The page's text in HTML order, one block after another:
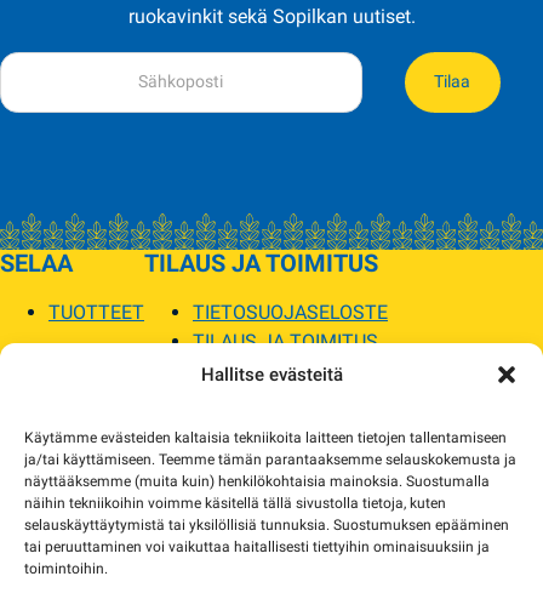
Hallitse evästeitä
Käytämme evästeiden kaltaisia tekniikoita laitteen tietojen tallentamiseen
ja/tai käyttämiseen. Teemme tämän parantaaksemme selauskokemusta ja
näyttääksemme (muita kuin) henkilökohtaisia mainoksia. Suostumalla
näihin tekniikoihin voimme käsitellä tällä sivustolla tietoja, kuten
selauskäyttäytymistä tai yksilöllisiä tunnuksia. Suostumuksen epääminen
tai peruuttaminen voi vaikuttaa haitallisesti tiettyihin ominaisuuksiin ja
toimintoihin.
ruokavinkit sekä Sopilkan uutiset.
Tilaa
SELAA
TUOTTEET
TILAUS JA TOIMITUS
TIETOSUOJASELOSTE
TILAUS JA TOIMITUS
TOIMITUSEHDOT
MYYMÄLÄT JA YHTEYSTIEDOT
USEIN KYSYTYT
AJANKOHTAISTA